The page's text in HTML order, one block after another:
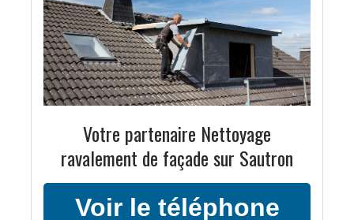
Votre partenaire Nettoyage
ravalement de façade sur Sautron